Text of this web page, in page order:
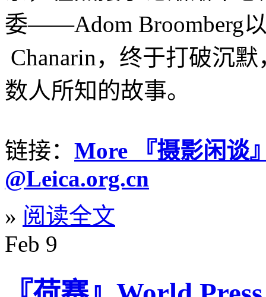
委——Adom Broomberg
Chanarin，终于打破沉
数人所知的故事。
链接： More 『摄影闲谈
@Leica.org.cn
» 阅读全文
Feb 9